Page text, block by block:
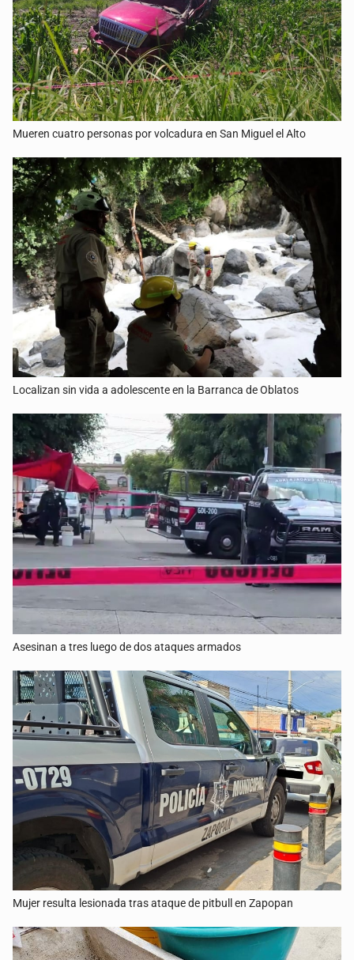
Mueren cuatro personas por volcadura en San Miguel el Alto
Localizan sin vida a adolescente en la Barranca de Oblatos
Asesinan a tres luego de dos ataques armados
Mujer resulta lesionada tras ataque de pitbull en Zapopan